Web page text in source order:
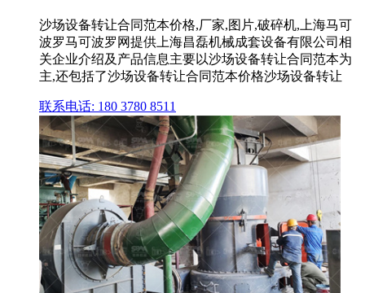
沙场设备转让合同范本价格,厂家,图片,破碎机,上海马可
波罗马可波罗网提供上海昌磊机械成套设备有限公司相
关企业介绍及产品信息主要以沙场设备转让合同范本为
主,还包括了沙场设备转让合同范本价格沙场设备转让
联系电话: 180 3780 8511